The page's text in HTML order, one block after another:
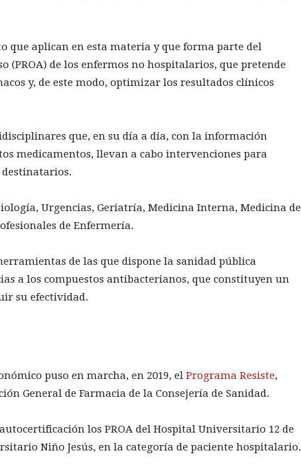
que aplican en esta materia y que forma parte del
(PROA) de los enfermos no hospitalarios, que pretende
y, de este modo, optimizar los resultados clínicos
que, en su día a día, con la información
medicamentos, llevan a cabo intervenciones para
Urgencias, Geriatría, Medicina Interna, Medicina de
de Enfermería.
de las que dispone la sanidad pública
a los compuestos antibacterianos, que constituyen un
su efectividad.
puso en marcha, en 2019, el Programa Resiste,
General de Farmacia de la Consejería de Sanidad.
los PROA del Hospital Universitario 12 de
Niño Jesús, en la categoría de paciente hospitalario.